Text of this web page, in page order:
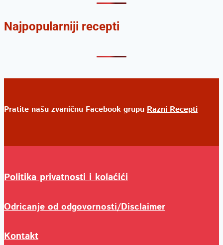
Najpopularniji recepti
Pratite našu zvaničnu Facebook grupu Razni Recepti
Politika privatnosti i kolaćići
Odricanje od odgovornosti/Disclaimer
Kontakt